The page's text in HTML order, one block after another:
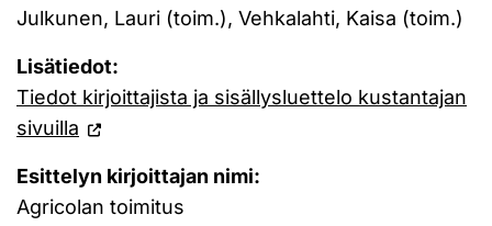
Julkunen, Lauri (toim.), Vehkalahti, Kaisa (toim.)
Lisätiedot:
Tiedot kirjoittajista ja sisällysluettelo kustantajan
sivuilla
Esittelyn kirjoittajan nimi:
Agricolan toimitus